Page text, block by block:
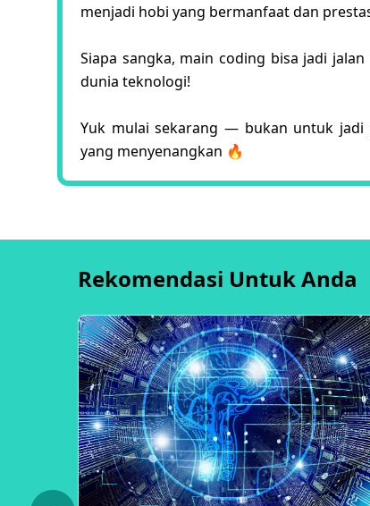
menjadi hobi yang bermanfaat dan
Siapa sangka, main coding bisa jadi
dunia teknologi!
Yuk mulai sekarang — bukan untuk
yang menyenangkan 🔥
Rekomendasi Untuk Anda